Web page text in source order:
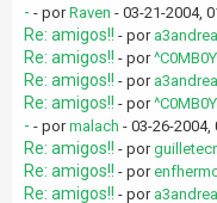
- - porRaven - 03-21-2004,
Re: amigos!! - por a3andrea
Re: amigos!! - por
Re: amigos!! - por a3andrea
Re: amigos!! - por
- - pormalach - 03-26-2004,
Re: amigos!! - por
Re: amigos!! - por
Re: amigos!! - por a3andrea